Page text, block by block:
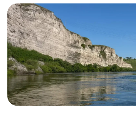
Локации Иркутска
Условия аренды
О компании
Контакты